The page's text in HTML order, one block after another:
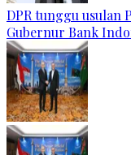
DPR tunggu usulan
Gubernur Bank